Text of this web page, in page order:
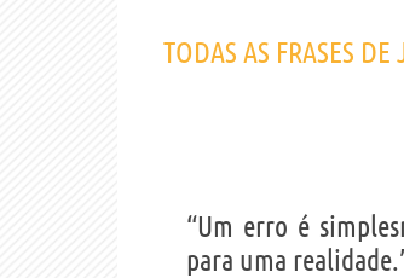
TODAS AS FRASES DE
“Um erro é
para uma